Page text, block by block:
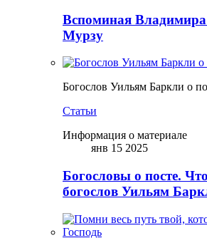
Вспоминая
Мурзу
Богослов Уильям Баркли о
Статьи
Информация о материале
янв 15 2025
Богословы о посте.
богослов Уильям